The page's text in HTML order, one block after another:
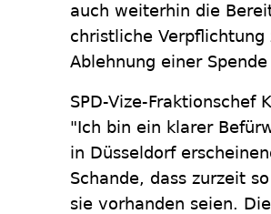
auch weiterhin die
christliche Verpflichtung
Ablehnung einer
SPD-Vize-Fraktionschef
"Ich bin ein klarer
in Düsseldorf
Schande, dass zurzeit
sie vorhanden seien.